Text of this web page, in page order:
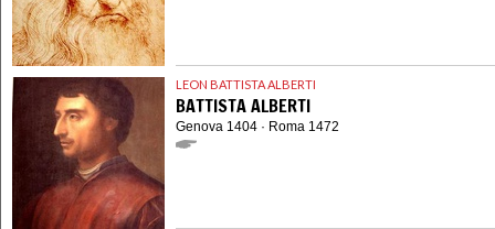
LEON BATTISTA ALBERTI
BATTISTA ALBERTI
Genova 1404 · Roma 1472